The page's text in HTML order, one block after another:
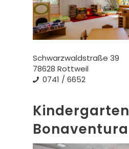
Schwarzwaldstraße 39
78628 Rottweil
0741 / 6652
Kindergarten
Bonaventura